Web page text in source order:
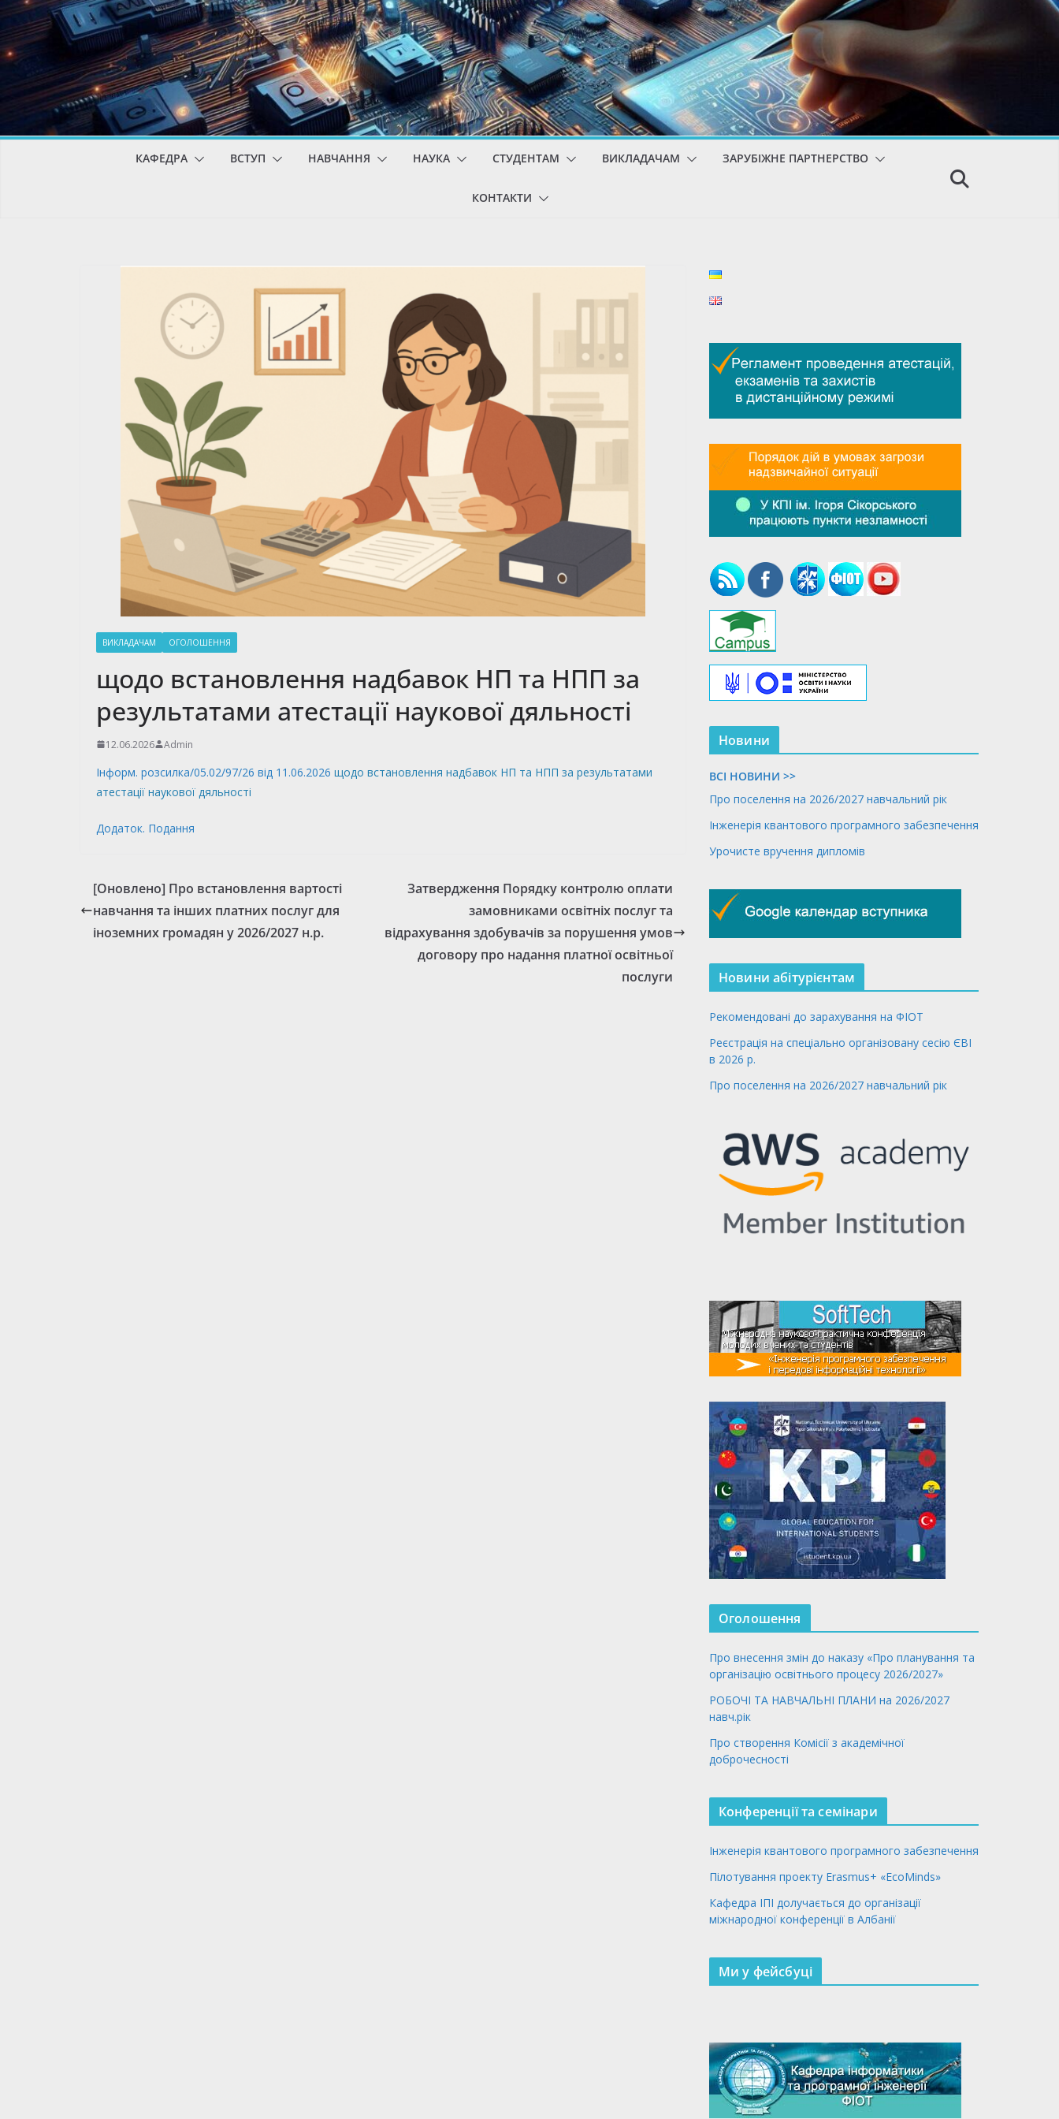
КАФЕДРА ВСТУП НАВЧАННЯ НАУКА СТУДЕНТАМ ВИКЛАДАЧАМ ЗАРУБІЖНЕ ПАРТНЕРСТВО
КОНТАКТИ
ВИКЛАДАЧАМ ОГОЛОШЕННЯ
щодо встановлення надбавок НП та НПП за
результатами атестації наукової дяльності
12.06.2026 Admin
Інформ. розсилка/05.02/97/26 від 11.06.2026 щодо встановлення надбавок НП та НПП за результатами
атестації наукової дяльності
Додаток. Подання
[Оновлено] Про встановлення вартості
навчання та інших платних послуг для
іноземних громадян у 2026/2027 н.р.
Затвердження Порядку контролю оплати
замовниками освітніх послуг та
відрахування здобувачів за порушення умов
договору про надання платної освітньої
послуги
Новини
ВСІ НОВИНИ >>
Про поселення на 2026/2027 навчальний рік
Інженерія квантового програмного забезпечення
Урочисте вручення дипломів
Новини абітурієнтам
Рекомендовані до зарахування на ФІОТ
Реєстрація на спеціально організовану сесію ЄВІ
в 2026 р.
Про поселення на 2026/2027 навчальний рік
Оголошення
Про внесення змін до наказу «Про планування та
організацію освітнього процесу 2026/2027»
РОБОЧІ ТА НАВЧАЛЬНІ ПЛАНИ на 2026/2027
навч.рік
Про створення Комісії з академічної
доброчесності
Конференції та семінари
Інженерія квантового програмного забезпечення
Пілотування проекту Erasmus+ «EcoMinds»
Кафедра ІПІ долучається до організації
міжнародної конференції в Албанії
Ми у фейсбуці